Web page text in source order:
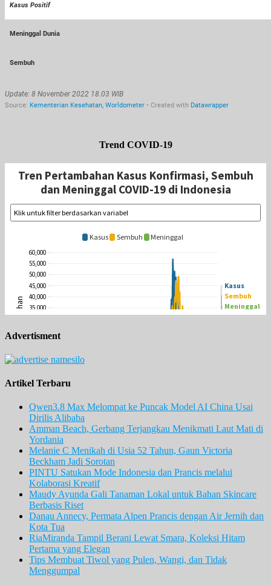
Trend COVID-19
Advertisment
Artikel Terbaru
Qwen3.8 Max Melompat ke Puncak Model AI China Usai
Dirilis Alibaba
Amman Beach, Gerbang Terjangkau Menikmati Laut Mati di
Yordania
Melanie C Menikah di Usia 52 Tahun, Gaun Victoria
Beckham Jadi Sorotan
PINTU Satukan Mode Indonesia dan Prancis melalui
Kolaborasi Kreatif
Maudy Ayunda Gali Tanaman Lokal untuk Bahan Skincare
Berbasis Riset
Danau Annecy, Permata Alpen Prancis dengan Air Jernih dan
Kota Tua
RiaMiranda Tampil Berani Lewat Smara, Koleksi Hitam
Pertama yang Elegan
Tips Membuat Tiwol yang Pulen, Wangi, dan Tidak
Menggumpal